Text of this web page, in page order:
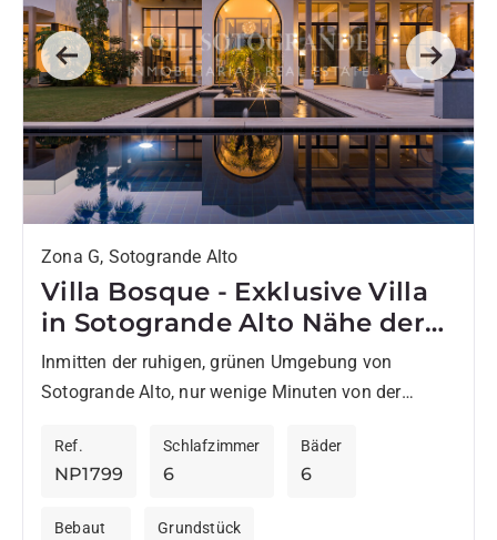
Previous Next
Zona G, Sotogrande Alto
Villa Bosque - Exklusive Villa
in Sotogrande Alto Nähe der
SIS
Inmitten der ruhigen, grünen Umgebung von
Sotogrande Alto, nur wenige Minuten von der
entfernt, vereint diese außergewöhnliche Villa
moderne Eleganz, Privatsphäre...
NP1799
Ref.
6
Schlafzimmer
6
Bäder
Bebaut Grundstück